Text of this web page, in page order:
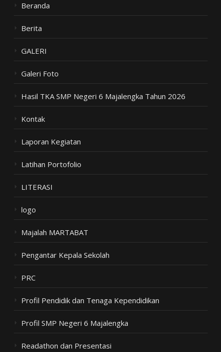
Beranda
Berita
GALERI
Galeri Foto
Hasil TKA SMP Negeri 6 Majalengka Tahun 2026
Kontak
Laporan Kegiatan
Latihan Portofolio
LITERASI
logo
Majalah MARTABAT
Pengantar Kepala Sekolah
PRC
Profil Pendidik dan Tenaga Kependidikan
Profil SMP Negeri 6 Majalengka
Readathon dan Presentasi